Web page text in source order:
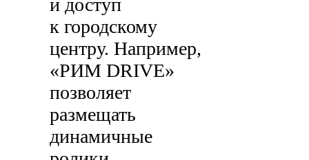
и доступ
к городскому
центру. Например,
«РИМ DRIVE»
позволяет
размещать
динамичные